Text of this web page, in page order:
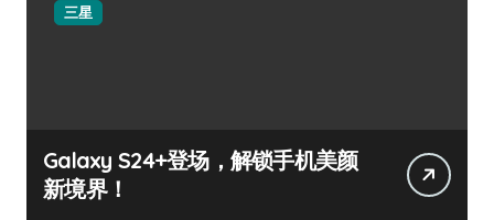
三星
Galaxy S24+登场，解锁手机美颜
新境界！